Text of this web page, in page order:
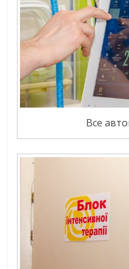
Все